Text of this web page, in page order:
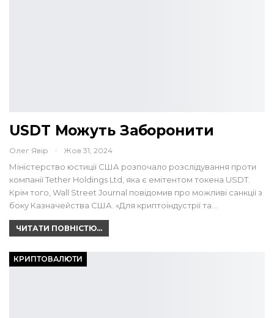
USDT Можуть Заборонити
Олег Явір Жов 31, 2024
Міністерство юстиції США розпочало розслідування проти
компанії Tether Holdings Ltd, яка є емітентом токена USDT.
Крім того, Wall Street Journal повідомив про можливі санкції з
боку Казначейства США. «Для криптоіндустрії та…
ЧИТАТИ ПОВНІСТЮ...
КРИПТОВАЛЮТИ